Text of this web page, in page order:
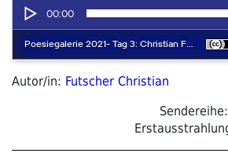
Autor/in: Futscher Christian
Sendereihe: